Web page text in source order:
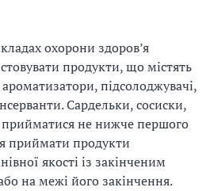
охорони здоров’я
продукти, що містять
підсолоджувачі,
Сардельки, сосиски,
прийматися не нижче першого
приймати продукти
якості із закінченим
на межі його закінчення.